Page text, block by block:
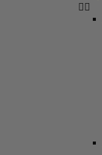
 